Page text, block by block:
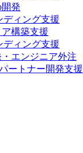
開発
ディング支援
ア構築支援
ディング支援
・エンジニア外注
ートナー開発支援